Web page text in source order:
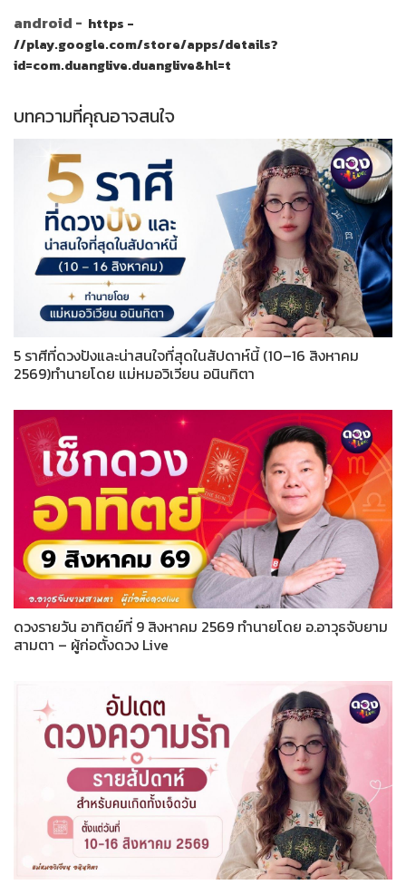
android - https -
//play.google.com/store/apps/details?
id=com.duanglive.duanglive&hl=t
บทความที่คุณอาจสนใจ
5 ราศีที่ดวงปังและน่าสนใจที่สุดในสัปดาห์นี้ (10–16 สิงหาคม
2569)ทำนายโดย แม่หมอวิเวียน อนินทิตา
ดวงรายวัน อาทิตย์ที่ 9 สิงหาคม 2569 ทำนายโดย อ.อาวุธจับยาม
สามตา – ผู้ก่อตั้งดวง Live